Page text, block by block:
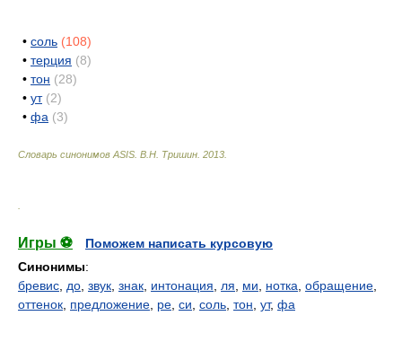
• соль (108)
• терция (8)
• тон (28)
• ут (2)
• фа (3)
Словарь синонимов ASIS. В.Н. Тришин 2013
Игры ⚽
Поможем написать курсовую
Синонимы:
бревис до звук знак интонация ля ми нотка обращение
оттенок предложение ре си соль тон ут, фа